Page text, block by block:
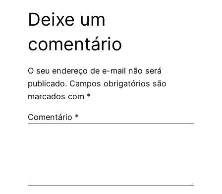
Deixe um
comentário
O seu endereço de e-mail não será
publicado. Campos obrigatórios são
marcados com *
Comentário *